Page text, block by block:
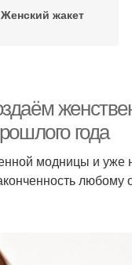
Женский жакет
года
модницы и уже
любому